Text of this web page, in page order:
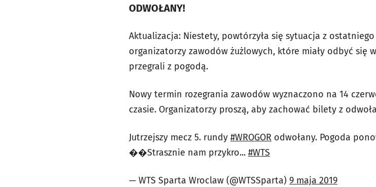
ODWOŁANY!
Aktualizacja: Niestety, powtórzyła się sytuacja z
organizatorzy zawodów żużlowych, które miały odbyć się
przegrali z pogodą.
Nowy termin rozegrania zawodów wyznaczono na 14
czasie. Organizatorzy proszą, aby zachować bilety z
Jutrzejszy mecz 5. rundy #WROGOR odwołany. Pogoda
��️Strasznie nam przykro... #WTS
— WTS Sparta Wroclaw (@WTSSparta) 9 maja 2019